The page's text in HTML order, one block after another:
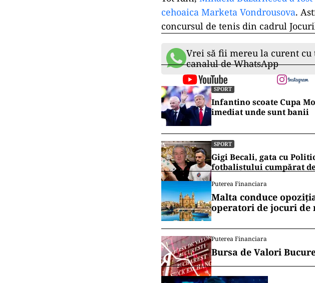
cehoaica Marketa Vondrousova.
concursul de tenis din cadrul
Vrei să fii mereu la curent cu
canalul de WhatsApp
SPORT
Infantino scoate Cupa
imediat unde sunt banii
SPORT
Gigi Becali, gata cu
fotbalistului cumpărat de
Puterea Financiara
Malta conduce
operatori de jocuri de
Puterea Financiara
Bursa de Valori